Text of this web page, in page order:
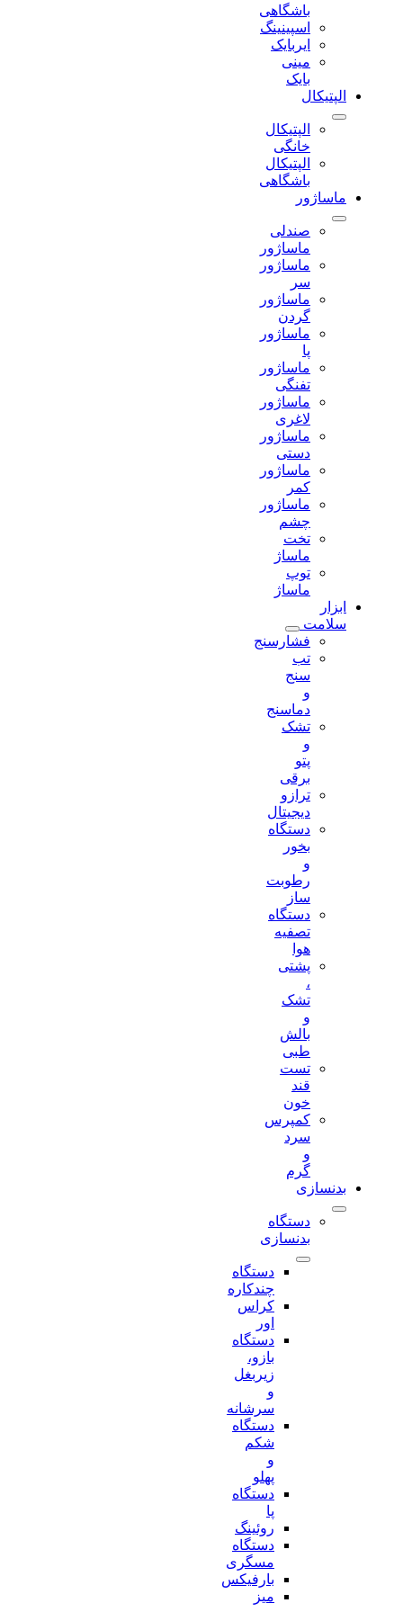
باشگاهی
اسپینینگ
ایربایک
مینی
الپتیکال
الپتیکال
خانگی
الپتیکال
باشگاهی
ماساژور
صندلی
ماساژور
ماساژور
ماساژور
ماساژور
ماساژور
تفنگی
ماساژور
لاغری
ماساژور
دستی
ماساژور
ماساژور
تخت
ماساژ
توپ
ماساژ
ابزار
سلامت
فشارسنج
دماسنج
تشک
ترازو
دیجیتال
دستگاه
رطوبت
دستگاه
تصفیه
پشتی
تست
کمپرس
بدنسازی
دستگاه
بدنسازی
دستگاه
چندکاره
کراس
دستگاه
زیربغل
سرشانه
دستگاه
دستگاه
روئینگ
دستگاه
مسگری
بارفیکس
میز